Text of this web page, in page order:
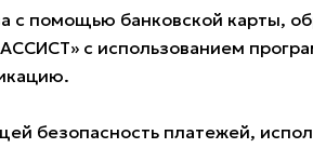
с помощью банковской карты,
с использованием
безопасность платежей,